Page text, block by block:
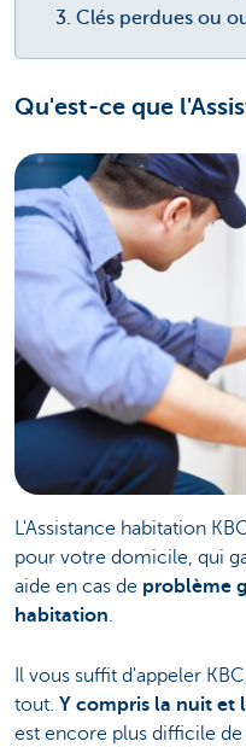
Clés perdues ou
Qu'est-ce que
L'Assistance habitation
pour votre domicile, qui
aide en cas de problème
habitation.
Il vous suffit d'appeler
tout. Y compris la nuit et
est encore plus difficile